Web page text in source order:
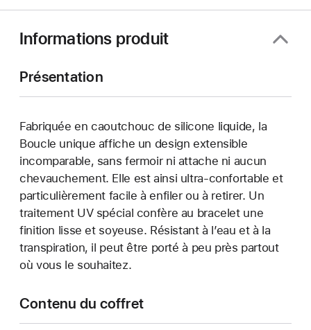
fenêtre)
Informations produit
Présentation
Fabriquée en caoutchouc de silicone liquide, la
Boucle unique affiche un design extensible
incomparable, sans fermoir ni attache ni aucun
chevauchement. Elle est ainsi ultra-confortable et
particulièrement facile à enfiler ou à retirer. Un
traitement UV spécial confère au bracelet une
finition lisse et soyeuse. Résistant à l’eau et à la
transpiration, il peut être porté à peu près partout
où vous le souhaitez.
Contenu du coffret